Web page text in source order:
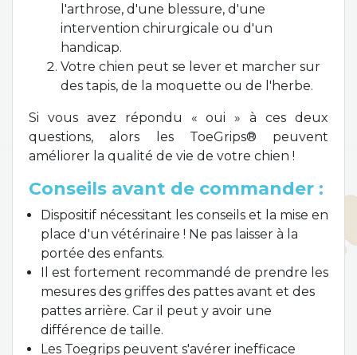
l'arthrose, d'une blessure, d'une
intervention chirurgicale ou d'un
handicap.
Votre chien peut se lever et marcher sur
des tapis, de la moquette ou de l'herbe.
Si vous avez répondu « oui » à ces deux
questions, alors les ToeGrips® peuvent
améliorer la qualité de vie de votre chien !
Conseils avant de commander :
Dispositif nécessitant les conseils et la mise en
place d'un vétérinaire ! Ne pas laisser à la
portée des enfants.
Il est fortement recommandé de prendre les
mesures des griffes des pattes avant et des
pattes arrière. Car il peut y avoir une
différence de taille.
Les Toegrips peuvent s'avérer inefficace